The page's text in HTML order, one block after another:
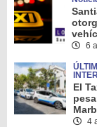
6
El
4